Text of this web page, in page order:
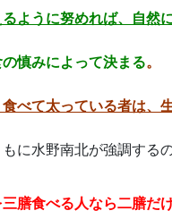
ように努めれば、自然
の慎みによって決まる。
べて太っている者は、
に水野南北が強調するの
膳食べる人なら二膳だ